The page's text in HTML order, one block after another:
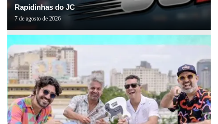
Rapidinhas do JC
7 de agosto de 2026